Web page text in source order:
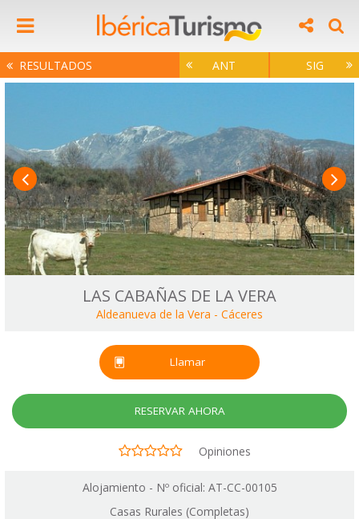
RESULTADOS ANT SIG
LAS CABAÑAS DE LA VERA
Aldeanueva de la Vera - Cáceres
Llamar
RESERVAR AHORA
Opiniones
Alojamiento - Nº oficial: AT-CC-00105
Casas Rurales (Completas)